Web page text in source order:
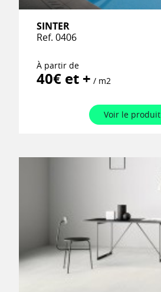
SINTER
Ref. 0406
À partir de
40€ et + / m2
Voir le produit